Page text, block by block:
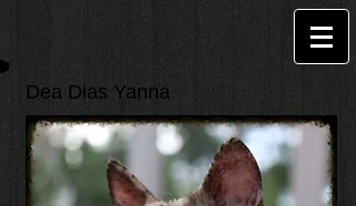
Dea Dias Yanna